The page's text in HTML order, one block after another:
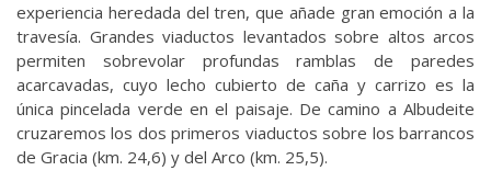
experiencia heredada del tren, que añade gran emoción a la
travesía. Grandes viaductos levantados sobre altos arcos
permiten sobrevolar profundas ramblas de paredes
acarcavadas, cuyo lecho cubierto de caña y carrizo es la
única pincelada verde en el paisaje. De camino a Albudeite
cruzaremos los dos primeros viaductos sobre los barrancos
de Gracia (km. 24,6) y del Arco (km. 25,5).